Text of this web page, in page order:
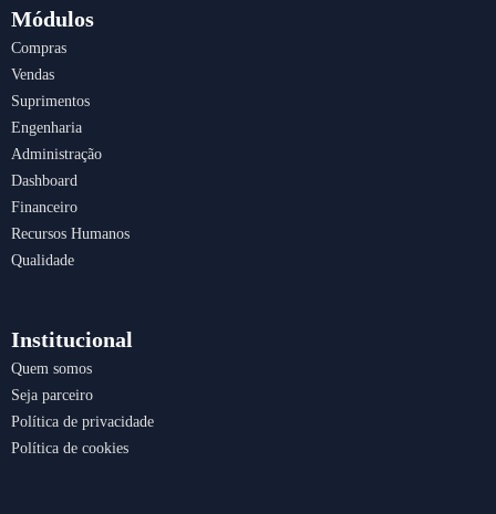
b
o
k
a
m
Módulos
Compras
Vendas
Suprimentos
Engenharia
Administração
Dashboard
Financeiro
Recursos Humanos
Qualidade
Institucional
Quem somos
Seja parceiro
Política de privacidade
Política de cookies